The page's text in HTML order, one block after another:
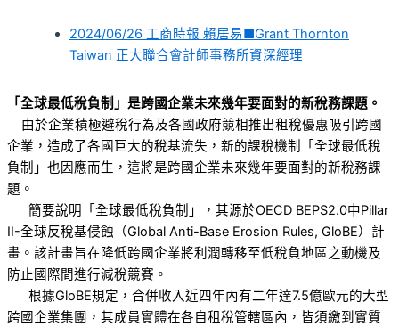
2024/06/26 工商時報 賴居易■Grant Thornton
Taiwan 正大聯合會計師事務所資深經理
「全球最低稅負制」是跨國企業未來幾年要面對的新稅務課題。
由於企業積極避稅行為及各國政府競相推出租稅優惠吸引跨國
企業，造成了各國巨大的稅基流失，新的課稅機制「全球最低稅
負制」也因應而生，這將是跨國企業未來幾年要面對的新稅務課
題。
簡要說明「全球最低稅負制」，其源於OECD BEPS2.0中Pillar
II-全球反稅基侵蝕（Global Anti-Base Erosion Rules, GloBE）計
畫。該計畫旨在降低跨國企業將利潤轉移至低稅負地區之動機及
防止國際間進行減稅競賽。
根據GloBE規定，合併收入近四年內有二年達7.5億歐元的大型
跨國企業集團，其成員實體在各自租稅管轄區內，皆須繳到實質